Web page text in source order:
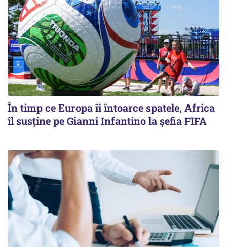
În timp ce Europa îi întoarce spatele, Africa
îl susține pe Gianni Infantino la șefia FIFA